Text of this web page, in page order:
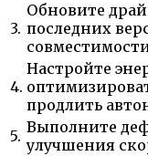
3.
Обновите
последних
4.
Настройте
продлить
5. Выполните
улучшения